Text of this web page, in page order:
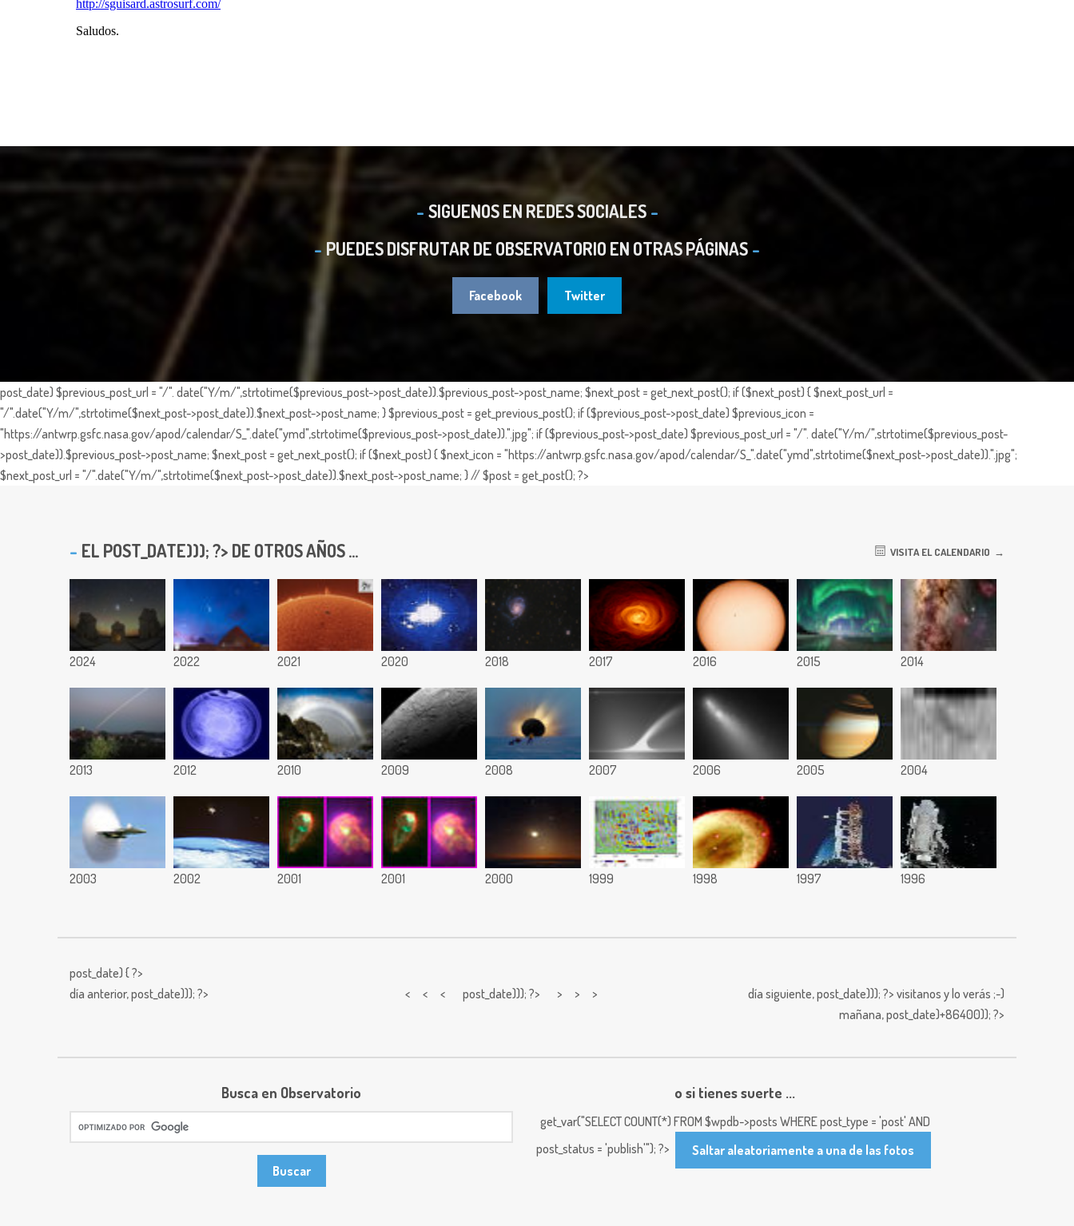
SIGUENOS EN REDES SOCIALES
PUEDES DISFRUTAR DE OBSERVATORIO EN OTRAS PÁGINAS
Facebook Twitter
post_date) $previous_post_url = "/". date("Y/m/",strtotime($previous_post->post_date)).$previous_post->post_name; $next_post = get_next_post(); if ($next_post) { $next_post_url =
"/".date("Y/m/",strtotime($next_post->post_date)).$next_post->post_name; } $previous_post = get_previous_post(); if ($previous_post->post_date) $previous_icon =
"https://antwrp.gsfc.nasa.gov/apod/calendar/S_".date("ymd",strtotime($previous_post->post_date)).".jpg"; if ($previous_post->post_date) $previous_post_url = "/". date("Y/m/",strtotime($previous_post-
>post_date)).$previous_post->post_name; $next_post = get_next_post(); if ($next_post) { $next_icon = "https://antwrp.gsfc.nasa.gov/apod/calendar/S_".date("ymd",strtotime($next_post->post_date)).".jpg";
$next_post_url = "/".date("Y/m/",strtotime($next_post->post_date)).$next_post->post_name; } // $post = get_post(); ?>
EL POST_DATE))); ?> DE OTROS AÑOS ... VISITA EL CALENDARIO
2024 2022 2021 2020 2018 2017 2016 2015 2014
2013 2012 2010 2009 2008 2007 2006 2005 2004
2003 2002 2001 2001 2000 1999 1998 1997 1996
post_date) { ?>
día anterior,post_date))); ?> < < < post_date))); ?> > > > día siguiente,post_date))); ?> visitanos y lo verás ;-)
mañana,post_date)+86400)); ?>
Busca en Observatorio o si tienes suerte ...
get_var("SELECT COUNT(*) FROM $wpdb->posts WHERE post_type = 'post' AND
post_status = 'publish'"); ?>
Saltar aleatoriamente a una de las fotos